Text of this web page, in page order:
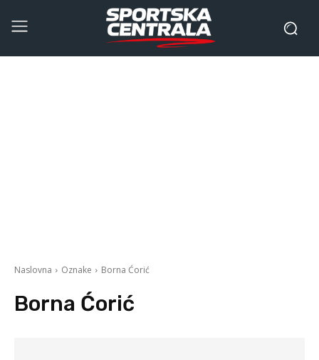
Naslovna Oznake Borna Ćorić
Borna Ćorić